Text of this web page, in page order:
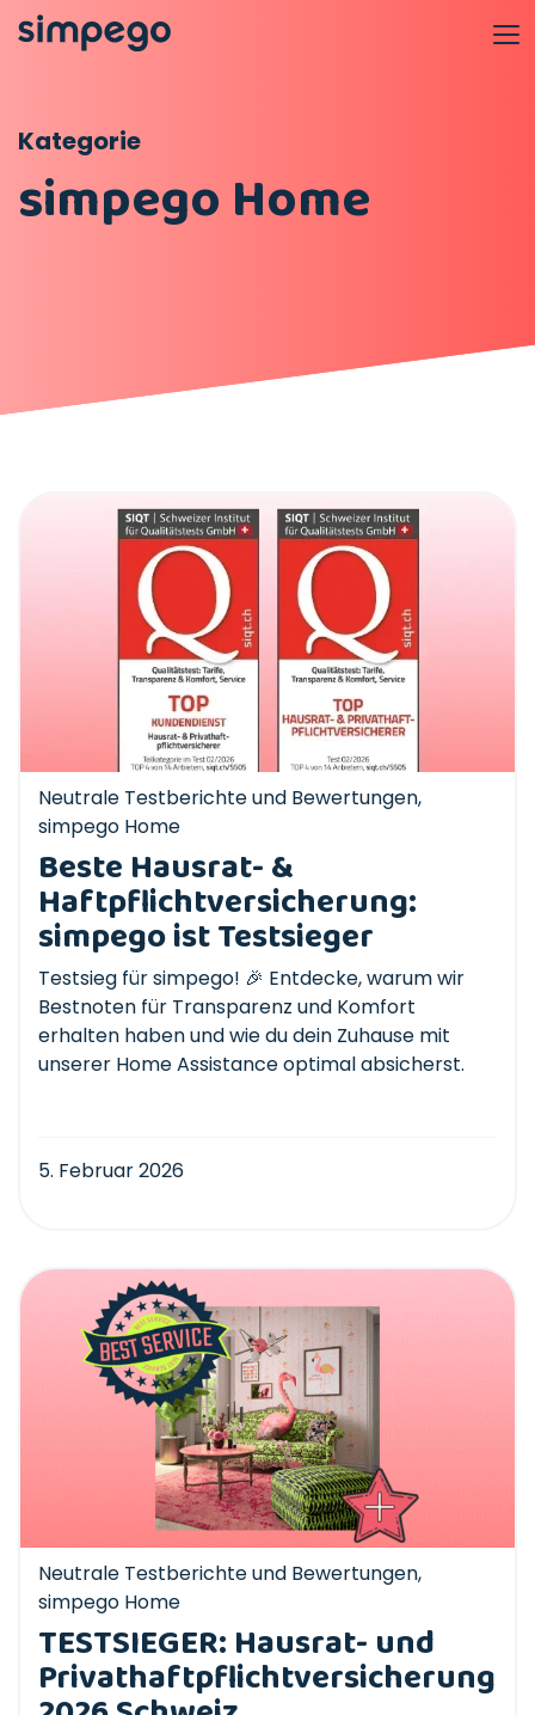
Kategorie
simpego Home
Neutrale Testberichte und Bewertungen,
simpego Home
Beste Hausrat- &
Haftpflichtversicherung:
simpego ist Testsieger
Testsieg für simpego! 🎉 Entdecke, warum wir
Bestnoten für Transparenz und Komfort
erhalten haben und wie du dein Zuhause mit
unserer Home Assistance optimal absicherst.
5. Februar 2026
Neutrale Testberichte und Bewertungen,
simpego Home
TESTSIEGER: Hausrat- und
Privathaftpflichtversicherung